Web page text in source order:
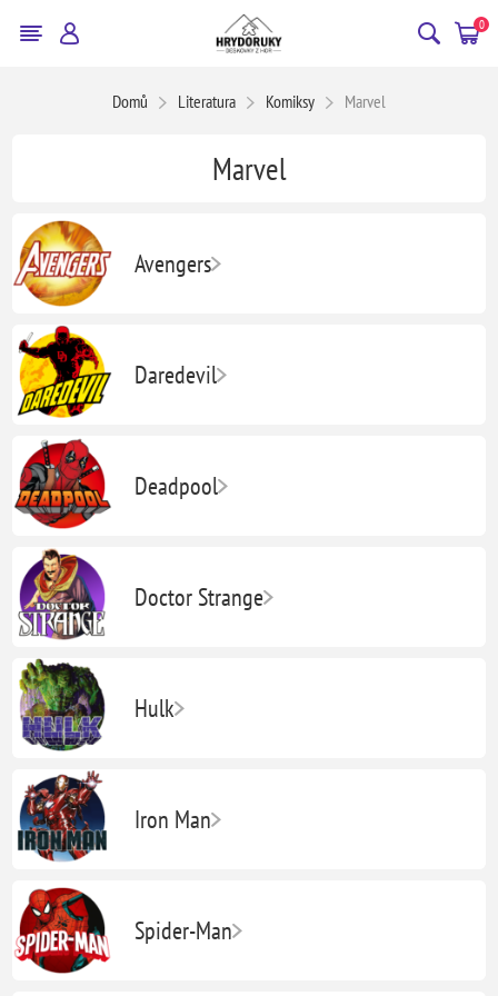
0
Domů Literatura Komiksy Marvel
Marvel
Avengers
Daredevil
Deadpool
Doctor Strange
Hulk
Iron Man
Spider-Man